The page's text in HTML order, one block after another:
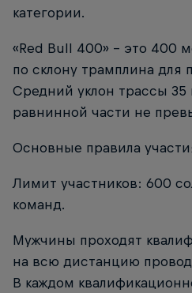
категории.
«Red Bull 400» - это 400
по склону трамплина для
Средний уклон трассы 35
равнинной части не
Основные правила
Лимит участников: 600
команд.
Мужчины проходят
на всю дистанцию
В каждом